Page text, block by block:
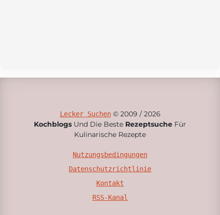
Lecker Suchen© 2009 / 2026
Kochblogs Und Die Beste Rezeptsuche Für
Kulinarische Rezepte
Nutzungsbedingungen
Datenschutzrichtlinie
Kontakt
RSS-Kanal